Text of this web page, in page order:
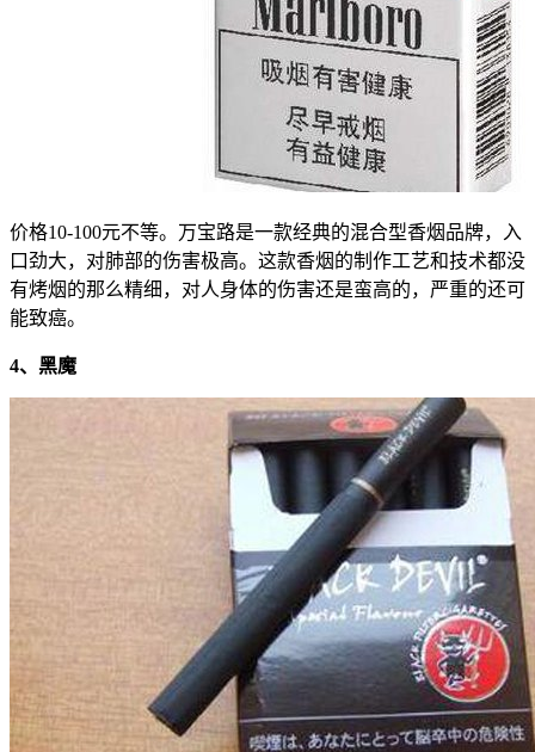
价格10-100元不等。万宝路是一款经典的混合型香烟品牌，入
口劲大，对肺部的伤害极高。这款香烟的制作工艺和技术都没
有烤烟的那么精细，对人身体的伤害还是蛮高的，严重的还可
能致癌。
4、黑魔